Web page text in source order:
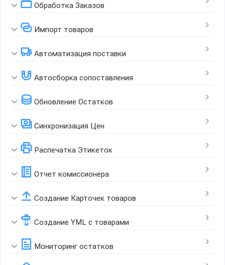
Обработка Заказов
Импорт товаров
Автоматизация поставки
Автосборка сопоставления
Обновление Остатков
Синхронизация Цен
Распечатка Этикеток
Отчет комиссионера
Создание Карточек товаров
Создание YML с товарами
Мониторинг остатков